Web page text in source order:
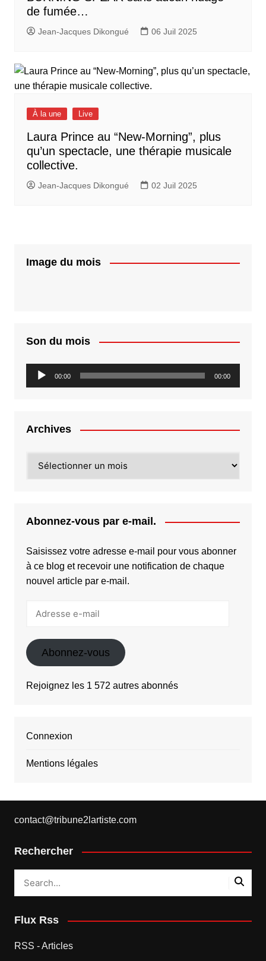
de fumée…
Jean-Jacques Dikongué 06 Juil 2025
À la une Live
Laura Prince au “New-Morning”, plus
qu’un spectacle, une thérapie musicale
collective.
Jean-Jacques Dikongué 02 Juil 2025
Image du mois
Son du mois
Lecteur
audio
00:00 00:00
Archives
Abonnez-vous par e-mail.
Saisissez votre adresse e-mail pour vous abonner
à ce blog et recevoir une notification de chaque
nouvel article par e-mail.
Abonnez-vous
Rejoignez les 1 572 autres abonnés
Connexion
Mentions légales
contact@tribune2lartiste.com
Rechercher
Flux Rss
RSS - Articles